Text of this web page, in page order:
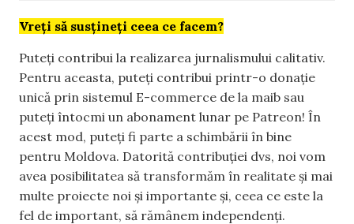
Vreți să susțineți ceea ce facem?
Puteți contribui la realizarea jurnalismului calitativ.
Pentru aceasta, puteți contribui printr-o donație
unică prin sistemul E-commerce de la maib sau
puteți întocmi un abonament lunar pe Patreon! În
acest mod, puteți fi parte a schimbării în bine
pentru Moldova. Datorită contribuției dvs, noi vom
avea posibilitatea să transformăm în realitate și mai
multe proiecte noi și importante și, ceea ce este la
fel de important, să rămânem independenți.